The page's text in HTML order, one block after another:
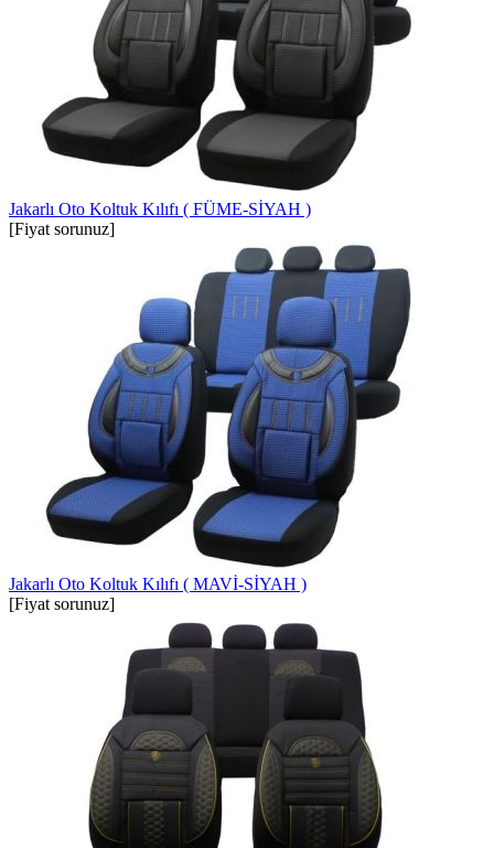
Jakarlı Oto Koltuk Kılıfı ( FÜME-SİYAH )
[Fiyat sorunuz]
Jakarlı Oto Koltuk Kılıfı ( MAVİ-SİYAH )
[Fiyat sorunuz]